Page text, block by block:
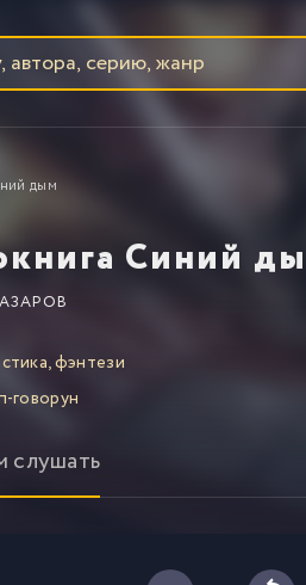
дым
Синий
фэнтези
говорун
слушать